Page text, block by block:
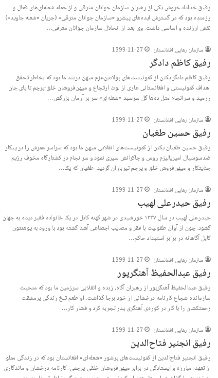
رفیق خداداد خروش یکی از رهبران سازمان جوانان مترقی و از جمله شعله‌ای‌های فعال و
رزمنده بود که در گسترش ایده‌های پیشرو «سازمان جوانان مترقی» (جریان «شعله جاوید»)
نقش ارزنده و اساسی داشت. وی بعد از انحلال سازمان جوانان مترقی…
سازمان رهایی افغانستان 1399-11-27
رفیق کاظم دادگر
رفیق کاظم دادگر یکتن از کمونیست‌های پولادین‌عزم میهن دربند ما بود که بخاطر تحقق
اهداف کمونیستی‌ و افغانستانی عاری از لوث ارتجاع و میهن‌فروشان خلق-پرچم تا پای جان
رزمید و سرانجام مثل ده‌ها گل سرسبد «شعله‌ا‌ی» سر بر آرمان بزرگش…
سازمان رهایی افغانستان 1399-11-27
رفیق حسین طغیان
رفیق حسین طغیان یکتن از کمونیست‌های انقلابی میهن ما بود که سراسر عمرش را در پیکار
ضدسوسیال امپریالیزم روس و چاکرانش سپری نمود و سرانجام در کشتارگاه مخوف رژیم
جنایتکار و میهن‌فروش خلق و پرچم تیرباران گردید. طغیان که یک…
سازمان رهایی افغانستان 1399-11-27
رفیق حیدرعلی لهیب
حیدرعلی لهیب در سال ١٣٢٧ خورشیدی در شهر کهنه کابل در یک خانواده‌ فقیر دیده به جهان
گشود. چون از آوان طفولیت با فقر و مصایب اجتماعی آشنا گشته بود با ورود به پوهنتون
کابل آگاهانه در برابر استبداد حاکم…
سازمان رهایی افغانستان 1399-11-27
رفیق عبدالحفیظ آهنگرپور
رفیق عبدالحفیظ آهنگرپور از رهبران آگاه، زبده و انقلابی سرزمین ما بود که منحیث
سازمانده شجاع کارنامه درخشانی از خود برجا گذاشت. او طعم تلخ زندگی پرمشقت
زحمتکشان را با کار در کوره‌ی آهنگری پدر تجربه کرد و فشار کار…
سازمان رهایی افغانستان 1399-11-27
رفیق انجنیر فتاح‌الدین
رفیق انجنیر فتاح‌الدین از کمونیست‌های پرشور «شعله‌ای» افغانستان بود که در زندگی مملو
از تعهد، مبارزه و ایستادگی در برابر میهن‌فروشان خلقی-پرچمی، کارنامه درخشان و ماندگاری